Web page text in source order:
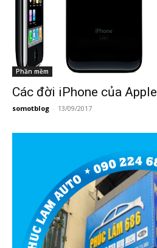
Phần mềm
Các đời iPhone của Apple
somotblog - 13/09/2017